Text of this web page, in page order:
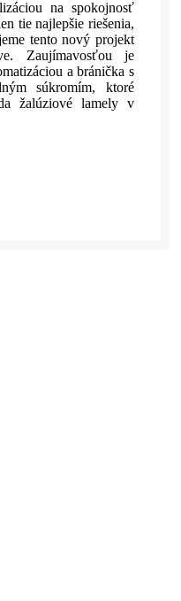
na spokojnosť
tie najlepšie riešenia,
tento nový projekt
Zaujímavosťou je
a bránička s
súkromím, ktoré
žalúziové lamely v